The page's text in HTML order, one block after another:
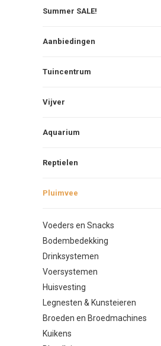
Summer SALE!
Aanbiedingen
Tuincentrum
Vijver
Aquarium
Reptielen
Pluimvee
Voeders en Snacks
Bodembedekking
Drinksystemen
Voersystemen
Huisvesting
Legnesten & Kunsteieren
Broeden en Broedmachines
Kuikens